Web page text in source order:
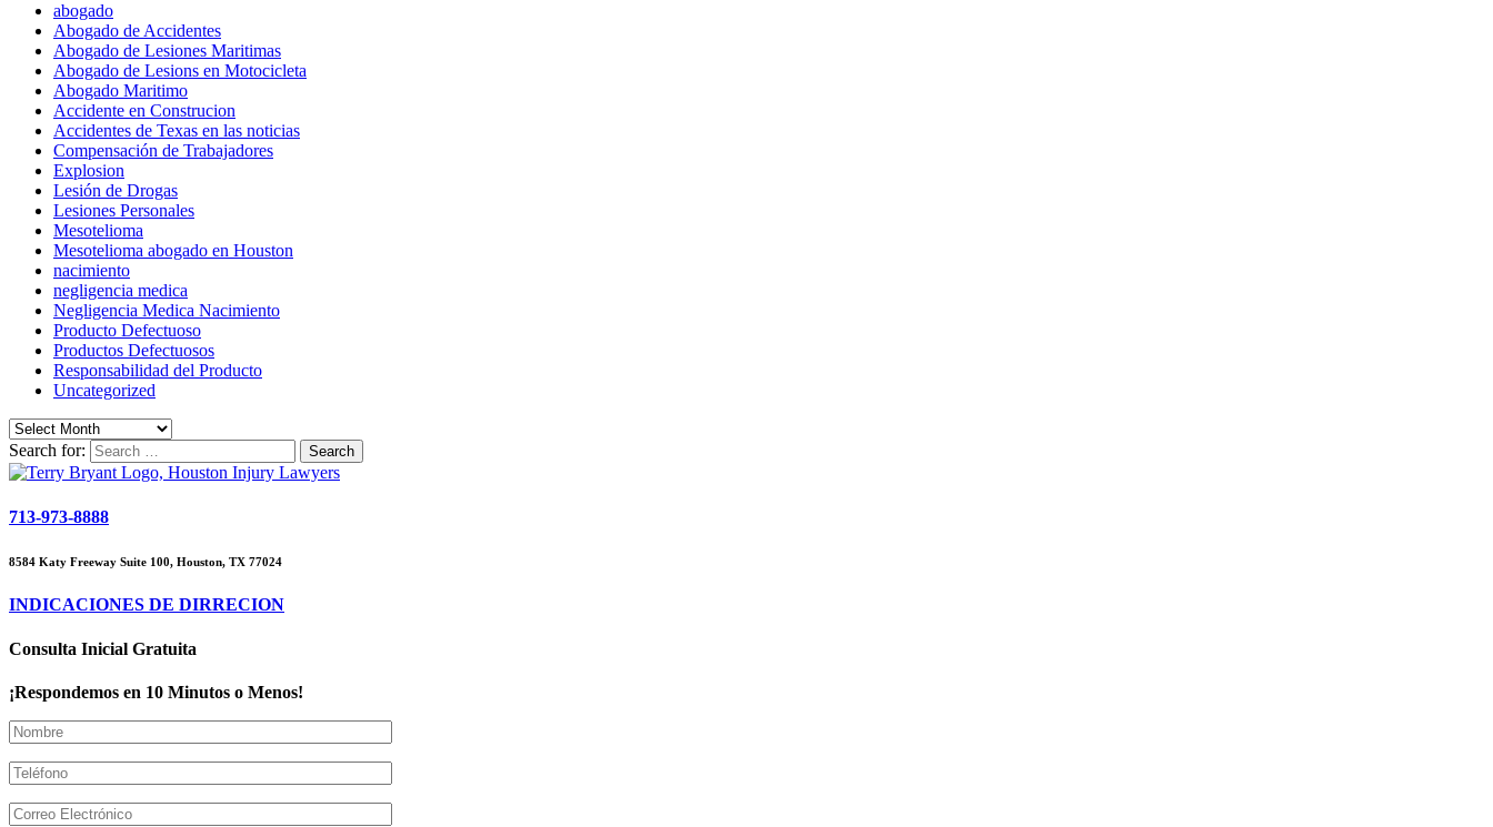
abogado
Abogado de Accidentes
Abogado de Lesiones Maritimas
Abogado de Lesions en Motocicleta
Abogado Maritimo
Accidente en Construcion
Accidentes de Texas en las noticias
Compensación de Trabajadores
Explosion
Lesión de Drogas
Lesiones Personales
Mesotelioma
Mesotelioma abogado en Houston
nacimiento
negligencia medica
Negligencia Medica Nacimiento
Producto Defectuoso
Productos Defectuosos
Responsabilidad del Producto
Uncategorized
Search for:
713-973-8888
8584 Katy Freeway Suite 100, Houston, TX 77024
INDICACIONES DE DIRRECION
Consulta Inicial Gratuita
¡Respondemos en 10 Minutos o Menos!